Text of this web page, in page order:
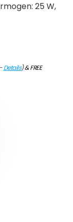
25 W,
Details)&FREE